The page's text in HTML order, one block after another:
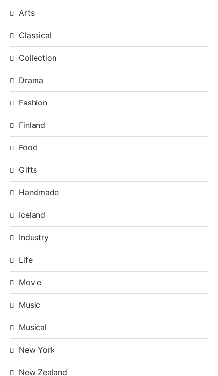
Arts
Classical
Collection
Drama
Fashion
Finland
Food
Gifts
Handmade
Iceland
Industry
Life
Movie
Music
Musical
New York
New Zealand